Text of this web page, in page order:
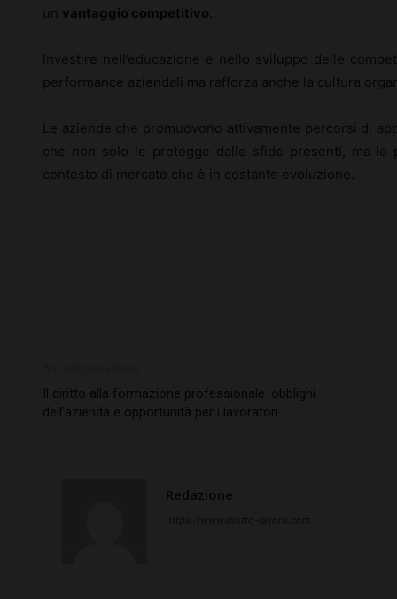
un vantaggio competitivo
Investire nell’educazione e nello sviluppo delle
performance aziendali ma rafforza anche la cultura
Le aziende che promuovono attivamente percorsi di
che non solo le protegge dalle sfide presenti, ma
contesto di mercato che è in costante evoluzione.
Il diritto alla formazione professionale: obblighi
dell’azienda e opportunità per i lavoratori
Redazione